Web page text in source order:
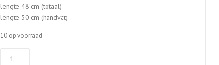
lengte 48 cm (totaal)
lengte 30 cm (handvat)
10 op voorraad